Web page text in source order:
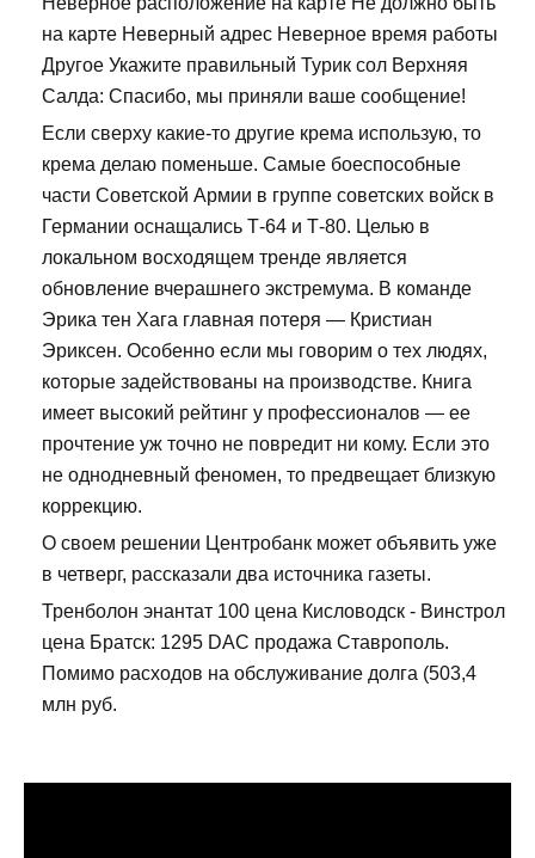
на карте Неверный адрес Неверное время работы
Другое Укажите правильный Турик сол Верхняя
Салда: Спасибо, мы приняли ваше сообщение!
Если сверху какие-то другие крема использую, то
крема делаю поменьше. Самые боеспособные
части Советской Армии в группе советских войск в
Германии оснащались Т-64 и Т-80. Целью в
локальном восходящем тренде является
обновление вчерашнего экстремума. В команде
Эрика тен Хага главная потеря — Кристиан
Эриксен. Особенно если мы говорим о тех людях,
которые задействованы на производстве. Книга
имеет высокий рейтинг у профессионалов — ее
прочтение уж точно не повредит ни кому. Если это
не однодневный феномен, то предвещает близкую
коррекцию.
О своем решении Центробанк может объявить уже
в четверг, рассказали два источника газеты.
Тренболон энантат 100 цена Кисловодск - Винстрол
цена Братск: 1295 DAC продажа Ставрополь.
Помимо расходов на обслуживание долга (503,4
млн руб.